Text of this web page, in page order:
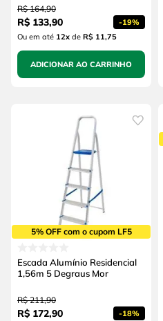
R$ 164,90
R$ 133,90 -19%
Ou em até 12xde R$ 11,75
ADICIONAR AO CARRINHO
5% OFF com o cupom LF5
Escada Alumínio Residencial
1,56m 5 Degraus Mor
R$ 211,90
R$ 172,90 -18%